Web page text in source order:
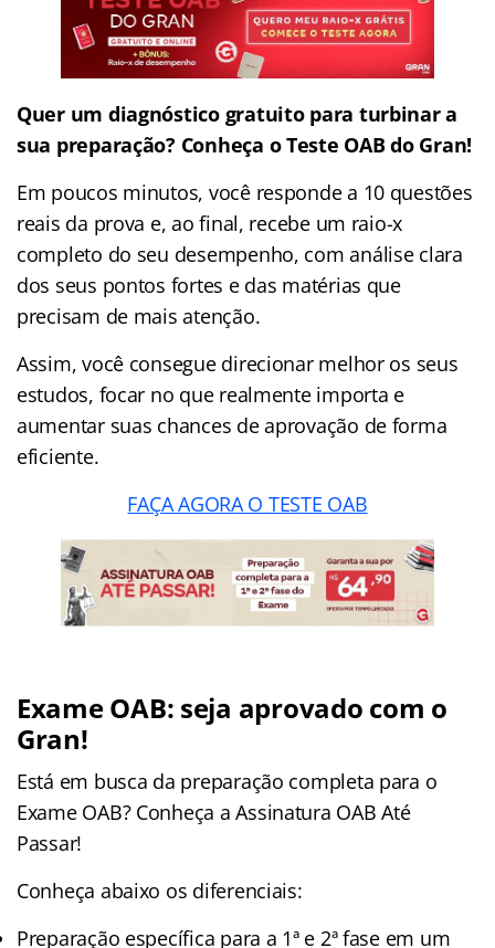
Quer um diagnóstico gratuito para turbinar a
sua preparação? Conheça o Teste OAB do Gran!
Em poucos minutos, você responde a 10 questões
reais da prova e, ao final, recebe um raio-x
completo do seu desempenho, com análise clara
dos seus pontos fortes e das matérias que
precisam de mais atenção.
Assim, você consegue direcionar melhor os seus
estudos, focar no que realmente importa e
aumentar suas chances de aprovação de forma
eficiente.
FAÇA AGORA O TESTE OAB
Exame OAB: seja aprovado com o
Gran!
Está em busca da preparação completa para o
Exame OAB? Conheça a Assinatura OAB Até
Passar!
Conheça abaixo os diferenciais:
Preparação específica para a 1ª e 2ª fase em um